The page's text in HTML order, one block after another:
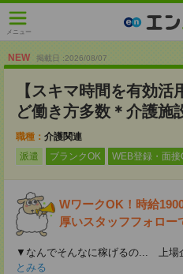
メニュー
NEW 掲載日 :2026/08/07
【スキマ時間を有効
ど働き方多数＊介護施
職種： 介護関連
派遣
ブランクOK WEB登録・面接
WワークOK！時給
厚いスタッフフォロー
▼なんでそんなに稼げるの... 上場
とみる